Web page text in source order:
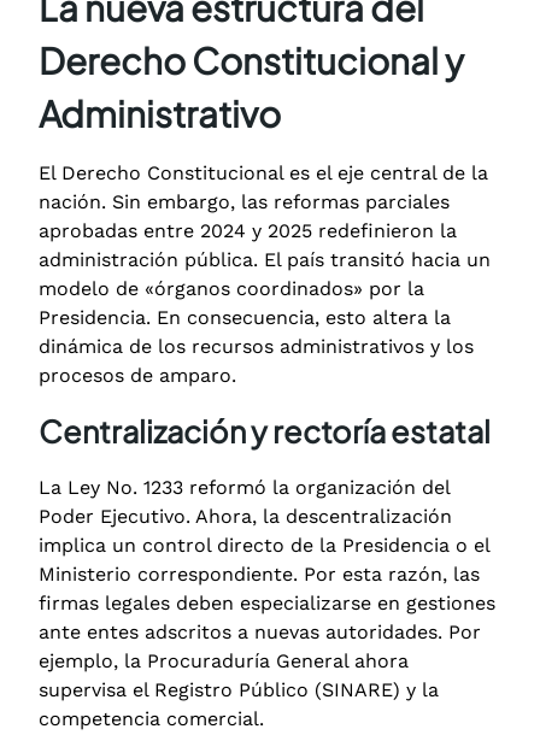
Derecho Constitucional y
Administrativo
El Derecho Constitucional es el eje central de la
nación. Sin embargo, las reformas parciales
aprobadas entre 2024 y 2025 redefinieron la
administración pública. El país transitó hacia un
modelo de «órganos coordinados» por la
Presidencia. En consecuencia, esto altera la
dinámica de los recursos administrativos y los
procesos de amparo.
Centralización y rectoría estatal
La Ley No. 1233 reformó la organización del
Poder Ejecutivo. Ahora, la descentralización
implica un control directo de la Presidencia o el
Ministerio correspondiente. Por esta razón, las
firmas legales deben especializarse en gestiones
ante entes adscritos a nuevas autoridades. Por
ejemplo, la Procuraduría General ahora
supervisa el Registro Público (SINARE) y la
competencia comercial.